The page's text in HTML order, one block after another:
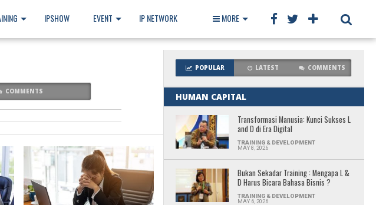
IPSHOW EVENT IP NETWORK BOOK MORE
COMMENTS
READ MORE
POPULAR LATEST COMMENTS
HUMAN CAPITAL
Transformasi Manusia: Kunci Sukses L
and D di Era Digital
TRAINING & DEVELOPMENT
MAY 8, 2026
Bukan Sekadar Training : Mengapa L &
D Harus Bicara Bahasa Bisnis ?
TRAINING & DEVELOPMENT
MAY 6, 2026